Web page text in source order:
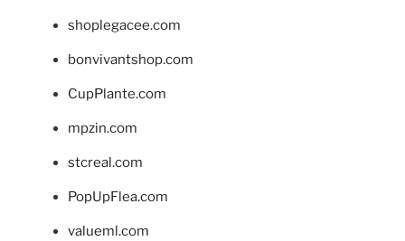
shoplegacee.com
bonvivantshop.com
CupPlante.com
mpzin.com
stcreal.com
PopUpFlea.com
valueml.com